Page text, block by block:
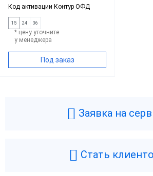
Код активации Контур ОФД
15 24 36
* цену уточните
у менеджера
Под заказ
Заявка на
Стать